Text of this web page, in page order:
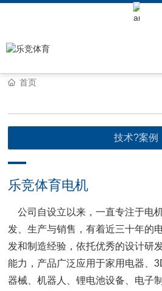
Keli Motor Group
首页
技术?案例
乐竞体育电机
公司自设立以来，一直专注于电
发、生产与销售，有着近三十年的
发和制造经验，依托优秀的设计研
能力，产品广泛应用于家用电器、
器械、机器人、锂电池设备、电子